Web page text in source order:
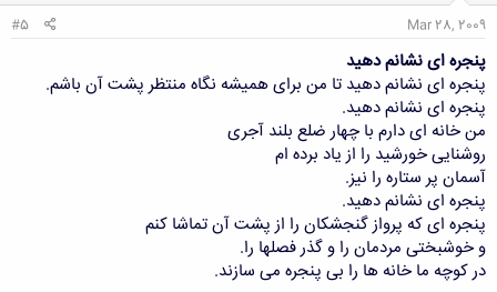
Mar 28, 2009
#5
پنجره ای نشانم دهيد
پنجره ای نشانم دهيد تا من برای هميشه نگاه منتظر پشت آن باشم.
پنجره ای نشانم دهيد.
من خانه ای دارم با چهار ضلع بلند آجری
روشنايی خورشيد را از ياد برده ام
آسمان پر ستاره را نيز.
پنجره ای نشانم دهيد.
پنجره ای كه پرواز گنجشكان را از پشت آن تماشا كنم
و خوشبختی مردمان را و گذر فصلها را.
در كوچه ما خانه ها را بی پنجره می سازند.